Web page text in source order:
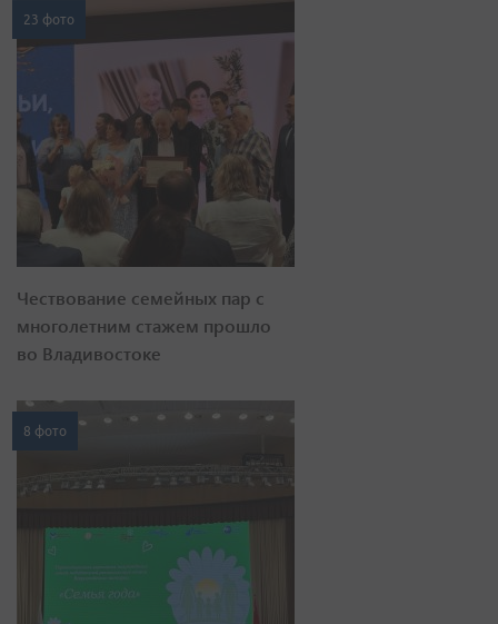
23 фото
Чествование семейных пар с
многолетним стажем прошло
во Владивостоке
8 фото